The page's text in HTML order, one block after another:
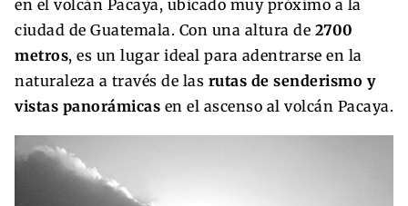
en el volcán Pacaya, ubicado muy próximo a la
ciudad de Guatemala. Con una altura de 2700
metros, es un lugar ideal para adentrarse en la
naturaleza a través de las rutas de senderismo y
vistas panorámicas en el ascenso al volcán Pacaya.